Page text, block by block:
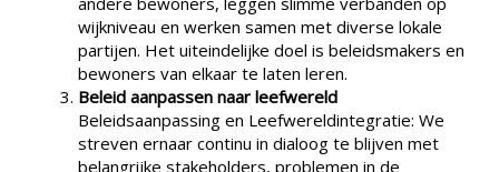
wijkniveau en werken samen met diverse lokale
partijen. Het uiteindelijke doel is beleidsmakers en
bewoners van elkaar te laten leren.
Beleid aanpassen naar leefwereld
Beleidsaanpassing en Leefwereldintegratie: We
streven ernaar continu in dialoog te blijven met
belangrijke stakeholders, problemen in de